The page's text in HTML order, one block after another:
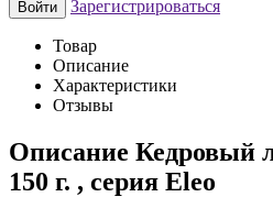
Войти Зарегистрироваться
Товар
Описание
Характеристики
Отзывы
Описание Кедровый
150 г. , серия Eleo